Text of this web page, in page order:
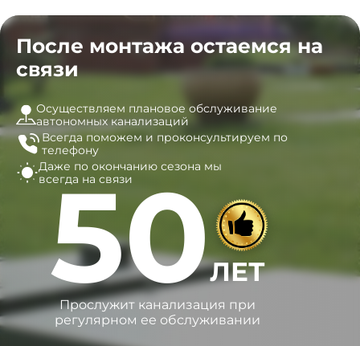
После монтажа остаемся на
связи
Осуществляем плановое обслуживание
автономных канализаций
Всегда поможем и проконсультируем по
телефону
Даже по окончанию сезона мы
всегда на связи
50ЛЕТ
Прослужит канализация при
регулярном ее обслуживании